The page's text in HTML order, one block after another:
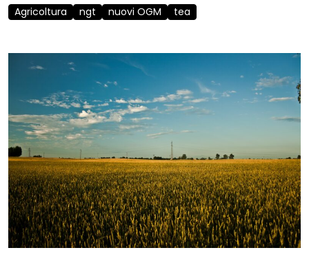
Agricoltura
ngt nuovi OGM tea